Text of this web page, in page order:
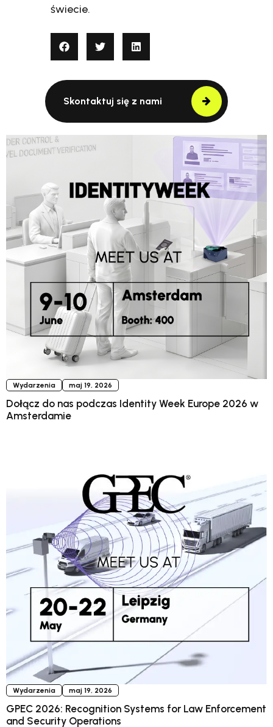
świecie.
Skontaktuj się z nami
Wydarzenia maj 19, 2026
Dołącz do nas podczas Identity Week Europe 2026 w
Amsterdamie
Wydarzenia maj 19, 2026
GPEC 2026: Recognition Systems for Law Enforcement
and Security Operations